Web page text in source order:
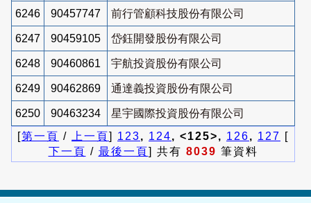
6246 90457747 前行管顧科技股份有限公司
6247 90459105 岱鈺開發股份有限公司
6248 90460861 宇航投資股份有限公司
6249 90462869 通達義投資股份有限公司
6250 90463234
星宇國際投資股份有限公司
[第一頁 / 上一頁] 123, 124, <125>, 126, 127 [
下一頁 / 最後一頁] 共有 8039 筆資料